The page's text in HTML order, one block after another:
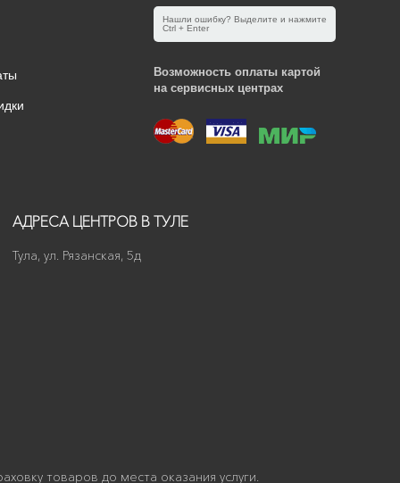
Нашли ошибку? Выделите и нажмите
Ctrl + Enter
Возможность оплаты картой
на сервисных центрах
АДРЕСА ЦЕНТРОВ В ТУЛЕ
Тула, ул. Рязанская, 5д
товаров до места оказания услуги.